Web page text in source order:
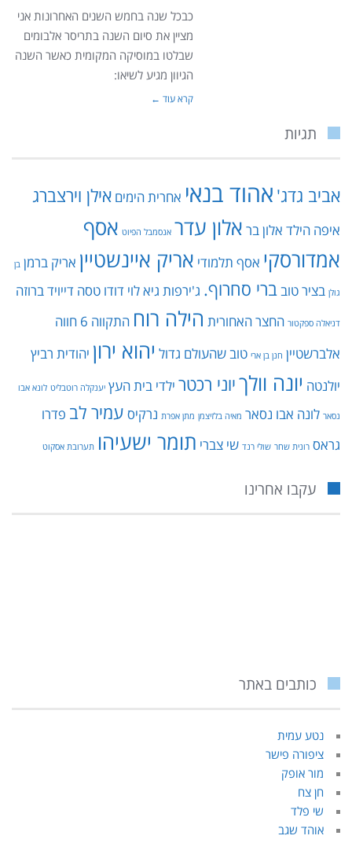
כבכל שנה בחמש השנים האחרונות אני
מציין את סיום השנה בתריסר אלבומים
שבלטו במוסיקה המקומית כאשר השנה
הגיוון מגיע לשיאו:
קרא עוד ←
תגיות
אביב גדג' אהוד בנאי אחרית הימים אילן וירצברג
איפה הילד אלון בר אלון עדר אנסמבל הפיוט אסף
אמדורסקי אסף תלמודי אריק איינשטיין אריק ברמן בן
גולן בציר טובברי סחרוף. ג'ירפות גיא לוי דודו טסה דייויד ברוזה
דניאלה ספקטור החצר האחורית הילה רוח התקווה 6
חווה
אלברשטיין חנן בן ארי טוב שהעולם גדול יהוא ירון יהודית רביץ
יולנטה יונה וולךיוני רכטר ילדי בית העץ יענקלה רוטבליט לונא אבו
נסאר לונה אבו נסאר מאיה בלזיצמן מתן אפרת נרקיס עמיר לב פדרו
גראס רונית שחר שולי רנד שי צברי תומר ישעיהו תערובת אסקוט
עקבו אחרינו
כותבים באתר
נטע עמית
ציפורה פישר
מור אופק
חן צח
שי פלד
אוהד שגב